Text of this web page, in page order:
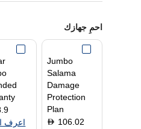
احمِ جهازك
Jumbo
Salama
Damage
Protection
Plan
D 106.02
اعرف